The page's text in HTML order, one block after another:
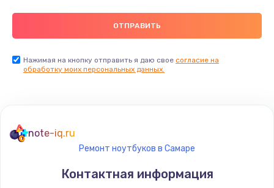
Нажимая на кнопку отправить я даю свое согласие на
обработку моих персональных данных.
note-iq.ru
Ремонт ноутбуков в Самаре
Контактная информация